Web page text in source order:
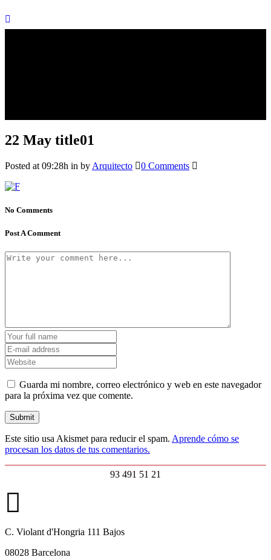
22 May title01
Posted at 09:28h in by Arquitecto 0 Comments
No Comments
Post A Comment
Guarda mi nombre, correo electrónico y web en este navegador
para la próxima vez que comente.
Este sitio usa Akismet para reducir el spam. Aprende cómo se
procesan los datos de tus comentarios.
93 491 51 21
C. Violant d'Hongria 111 Bajos
08028 Barcelona